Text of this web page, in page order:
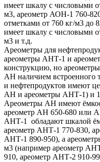
имеет шкалу с числовыми
м3, ареометр АОН-1 760-
отметками от 760 кг/м3 до
имеет шкалу с числовыми
м3 и т.д.
Ареометры для
ареометры АНТ-1 и
конструкцию, но
АН наличием встроенного
и нефтепродуктов имеют
АН и ареометры АНТ-1) и
Ареометры АН имеют
ареометр АН 650-680 или
АНТ-1 обладают шкалой
ареометр АНТ-1 770-830,
АНТ-1 890-950), а
м3 (например ареометр
910, ареометр АНТ-2 910-